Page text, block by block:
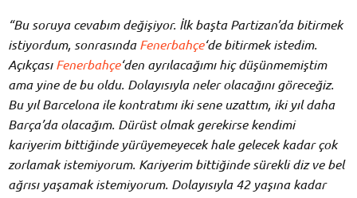
“Bu soruya cevabım değişiyor. İlk başta Partizan’da bitirmek
istiyordum, sonrasındaFenerbahçe‘de bitirmek istedim.
AçıkçasıFenerbahçe‘den ayrılacağımı hiç düşünmemiştim
ama yine de bu oldu. Dolayısıyla neler olacağını göreceğiz.
Bu yıl Barcelona ile kontratımı iki sene uzattım, iki yıl daha
Barça’da olacağım. Dürüst olmak gerekirse kendimi
kariyerim bittiğinde yürüyemeyecek hale gelecek kadar çok
zorlamak istemiyorum. Kariyerim bittiğinde sürekli diz ve bel
ağrısı yaşamak istemiyorum. Dolayısıyla 42 yaşına kadar